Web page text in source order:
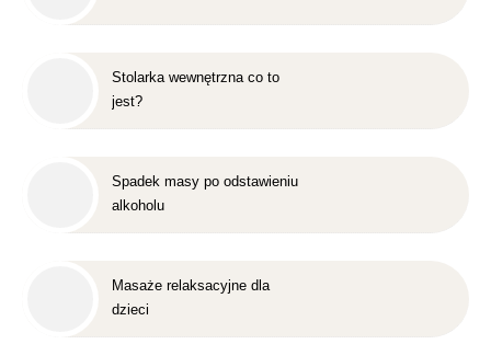
Stolarka wewnętrzna co to
jest?
Spadek masy po odstawieniu
alkoholu
Masaże relaksacyjne dla
dzieci